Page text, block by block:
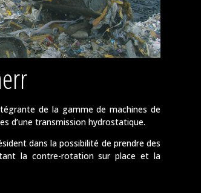
Pelles électriques Liebherr
Chargeuses sur pneus Liebherr
Chargeuses sur chenilles Liebherr
Bulldozers Liebherr
de la gamme de machines de
d’une transmission hydrostatique.
dans la possibilité de prendre des
la contre-rotation sur place et la